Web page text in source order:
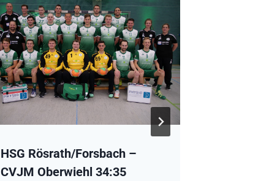
HSG Rösrath/Forsbach –
CVJM Oberwiehl 34:35